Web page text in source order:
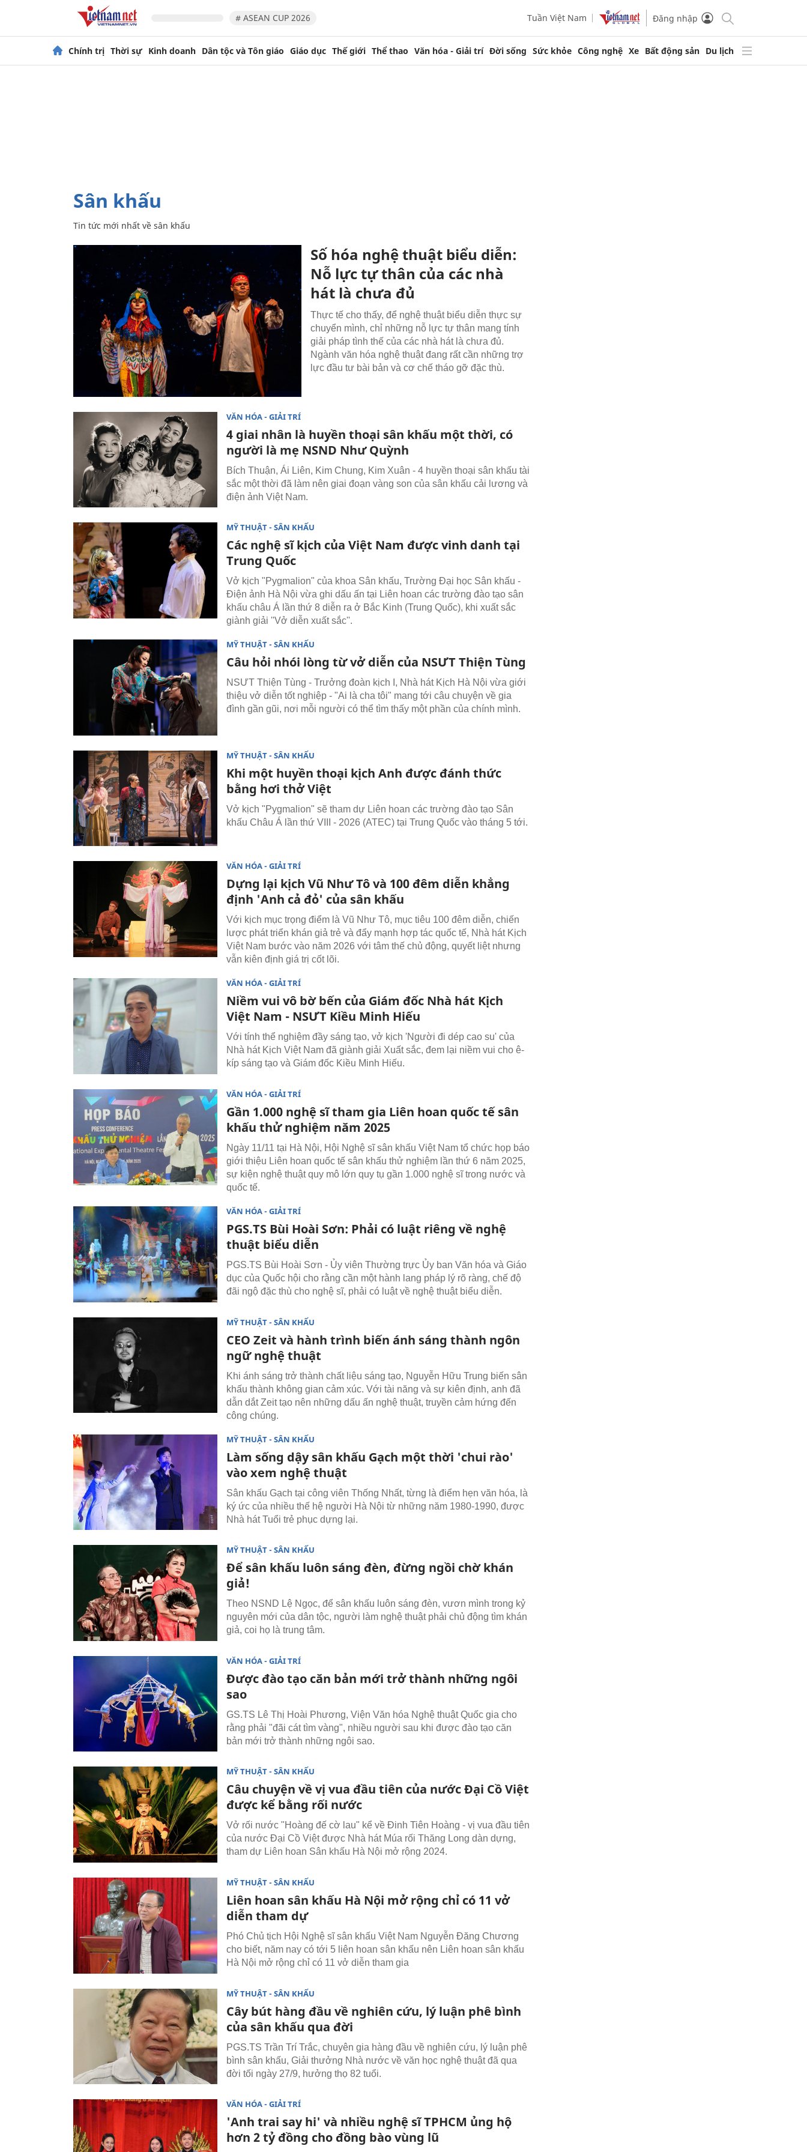
# ASEAN CUP 2026 Tuần Việt Nam Đăng nhập
Chính trị Thời sự Kinh doanh Dân tộc và Tôn giáo Giáo dục Thế giới Thể thao Văn hóa - Giải trí Đời sống Sức khỏe Công nghệ Xe Bất động sản Du lịch
sân khấu
Tin tức mới nhất về sân khấu
Số hóa nghệ thuật biểu diễn:
Nỗ lực tự thân của các nhà
hát là chưa đủ
Thực tế cho thấy, để nghệ thuật biểu diễn thực sự
chuyển mình, chỉ những nỗ lực tự thân mang tính
giải pháp tình thế của các nhà hát là chưa đủ.
Ngành văn hóa nghệ thuật đang rất cần những trợ
lực đầu tư bài bản và cơ chế tháo gỡ đặc thù.
VĂN HÓA - GIẢI TRÍ
4 giai nhân là huyền thoại sân khấu một thời, có
người là mẹ NSND Như Quỳnh
Bích Thuận, Ái Liên, Kim Chung, Kim Xuân - 4 huyền thoại sân khấu tài
sắc một thời đã làm nên giai đoạn vàng son của sân khấu cải lương và
điện ảnh Việt Nam.
MỸ THUẬT - SÂN KHẤU
Các nghệ sĩ kịch của Việt Nam được vinh danh tại
Trung Quốc
Vở kịch "Pygmalion" của khoa Sân khấu, Trường Đại học Sân khấu -
Điện ảnh Hà Nội vừa ghi dấu ấn tại Liên hoan các trường đào tạo sân
khấu châu Á lần thứ 8 diễn ra ở Bắc Kinh (Trung Quốc), khi xuất sắc
giành giải ''Vở diễn xuất sắc''.
MỸ THUẬT - SÂN KHẤU
Câu hỏi nhói lòng từ vở diễn của NSƯT Thiện Tùng
NSƯT Thiện Tùng - Trưởng đoàn kịch I, Nhà hát Kịch Hà Nội vừa giới
thiệu vở diễn tốt nghiệp - "Ai là cha tôi" mang tới câu chuyện về gia
đình gần gũi, nơi mỗi người có thể tìm thấy một phần của chính mình.
MỸ THUẬT - SÂN KHẤU
Khi một huyền thoại kịch Anh được đánh thức
bằng hơi thở Việt
Vở kịch "Pygmalion" sẽ tham dự Liên hoan các trường đào tạo Sân
khấu Châu Á lần thứ VIII - 2026 (ATEC) tại Trung Quốc vào tháng 5 tới.
VĂN HÓA - GIẢI TRÍ
Dựng lại kịch Vũ Như Tô và 100 đêm diễn khẳng
định 'Anh cả đỏ' của sân khấu
Với kịch mục trọng điểm là Vũ Như Tô, mục tiêu 100 đêm diễn, chiến
lược phát triển khán giả trẻ và đẩy mạnh hợp tác quốc tế, Nhà hát Kịch
Việt Nam bước vào năm 2026 với tâm thế chủ động, quyết liệt nhưng
vẫn kiên định giá trị cốt lõi.
VĂN HÓA - GIẢI TRÍ
Niềm vui vô bờ bến của Giám đốc Nhà hát Kịch
Việt Nam - NSƯT Kiều Minh Hiếu
Với tính thể nghiệm đầy sáng tạo, vở kịch 'Người đi dép cao su' của
Nhà hát Kịch Việt Nam đã giành giải Xuất sắc, đem lại niềm vui cho ê-
kíp sáng tạo và Giám đốc Kiều Minh Hiếu.
VĂN HÓA - GIẢI TRÍ
Gần 1.000 nghệ sĩ tham gia Liên hoan quốc tế sân
khấu thử nghiệm năm 2025
Ngày 11/11 tại Hà Nội, Hội Nghệ sĩ sân khấu Việt Nam tổ chức họp báo
giới thiệu Liên hoan quốc tế sân khấu thử nghiệm lần thứ 6 năm 2025,
sự kiện nghệ thuật quy mô lớn quy tụ gần 1.000 nghệ sĩ trong nước và
quốc tế.
VĂN HÓA - GIẢI TRÍ
PGS.TS Bùi Hoài Sơn: Phải có luật riêng về nghệ
thuật biểu diễn
PGS.TS Bùi Hoài Sơn - Ủy viên Thường trực Ủy ban Văn hóa và Giáo
dục của Quốc hội cho rằng cần một hành lang pháp lý rõ ràng, chế độ
đãi ngộ đặc thù cho nghệ sĩ, phải có luật về nghệ thuật biểu diễn.
MỸ THUẬT - SÂN KHẤU
CEO Zeit và hành trình biến ánh sáng thành ngôn
ngữ nghệ thuật
Khi ánh sáng trở thành chất liệu sáng tạo, Nguyễn Hữu Trung biến sân
khấu thành không gian cảm xúc. Với tài năng và sự kiên định, anh đã
dẫn dắt Zeit tạo nên những dấu ấn nghệ thuật, truyền cảm hứng đến
công chúng.
MỸ THUẬT - SÂN KHẤU
Làm sống dậy sân khấu Gạch một thời 'chui rào'
vào xem nghệ thuật
Sân khấu Gạch tại công viên Thống Nhất, từng là điểm hẹn văn hóa, là
ký ức của nhiều thế hệ người Hà Nội từ những năm 1980-1990, được
Nhà hát Tuổi trẻ phục dựng lại.
MỸ THUẬT - SÂN KHẤU
Để sân khấu luôn sáng đèn, đừng ngồi chờ khán
giả!
Theo NSND Lệ Ngọc, để sân khấu luôn sáng đèn, vươn mình trong kỷ
nguyên mới của dân tộc, người làm nghệ thuật phải chủ động tìm khán
giả, coi họ là trung tâm.
VĂN HÓA - GIẢI TRÍ
Được đào tạo căn bản mới trở thành những ngôi
sao
GS.TS Lê Thị Hoài Phương, Viện Văn hóa Nghệ thuật Quốc gia cho
rằng phải "đãi cát tìm vàng", nhiều người sau khi được đào tạo căn
bản mới trở thành những ngôi sao.
MỸ THUẬT - SÂN KHẤU
Câu chuyện về vị vua đầu tiên của nước Đại Cồ Việt
được kể bằng rối nước
Vở rối nước "Hoàng đế cờ lau" kể về Đinh Tiên Hoàng - vị vua đầu tiên
của nước Đại Cồ Việt được Nhà hát Múa rối Thăng Long dàn dựng,
tham dự Liên hoan Sân khấu Hà Nội mở rộng 2024.
MỸ THUẬT - SÂN KHẤU
Liên hoan sân khấu Hà Nội mở rộng chỉ có 11 vở
diễn tham dự
Phó Chủ tịch Hội Nghệ sĩ sân khấu Việt Nam Nguyễn Đăng Chương
cho biết, năm nay có tới 5 liên hoan sân khấu nên Liên hoan sân khấu
Hà Nội mở rộng chỉ có 11 vở diễn tham gia
MỸ THUẬT - SÂN KHẤU
Cây bút hàng đầu về nghiên cứu, lý luận phê bình
của sân khấu qua đời
PGS.TS Trần Trí Trắc, chuyên gia hàng đầu về nghiên cứu, lý luận phê
bình sân khấu, Giải thưởng Nhà nước về văn học nghệ thuật đã qua
đời tối ngày 27/9, hưởng thọ 82 tuổi.
VĂN HÓA - GIẢI TRÍ
'Anh trai say hi' và nhiều nghệ sĩ TPHCM ủng hộ
hơn 2 tỷ đồng cho đồng bào vùng lũ